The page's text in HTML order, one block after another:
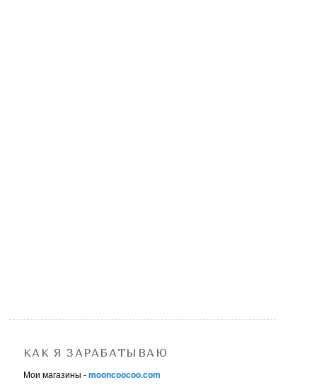
КАК Я ЗАРАБАТЫВАЮ
Мои магазины -mooncoocoo.com